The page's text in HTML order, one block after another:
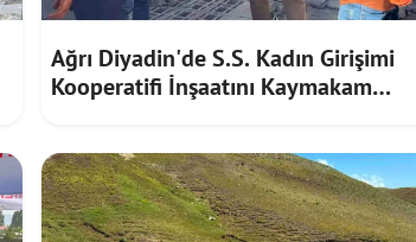
Ağrı Diyadin'de S.S. Kadın Girişimi
Kooperatifi İnşaatını Kaymakam